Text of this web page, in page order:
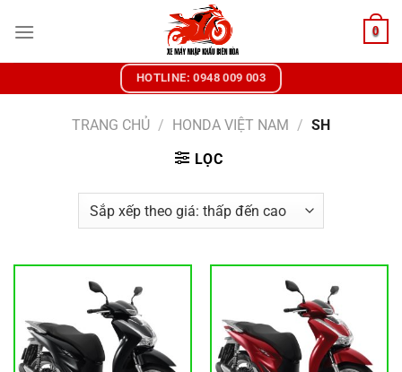
đến
0
HOTLINE: 0948 009 003
TRANG CHỦ / HONDA VIỆT NAM / SH
LỌC